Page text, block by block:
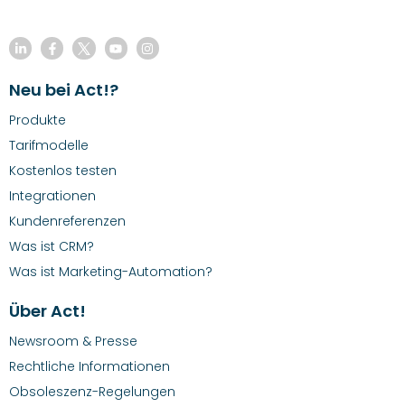
Neu bei Act!?
Produkte
Tarifmodelle
Kostenlos testen
Integrationen
Kundenreferenzen
Was ist CRM?
Was ist Marketing-Automation?
Über Act!
Newsroom & Presse
Rechtliche Informationen
Obsoleszenz-Regelungen